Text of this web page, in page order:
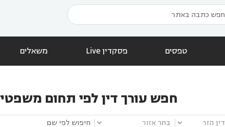
טפסים פסקדין Live משאלים
חפש עורך דין לפי תחום משפטי